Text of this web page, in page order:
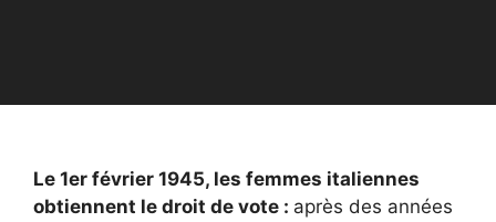
Le 1er février 1945, les femmes italiennes
obtiennent le droit de vote : après des années